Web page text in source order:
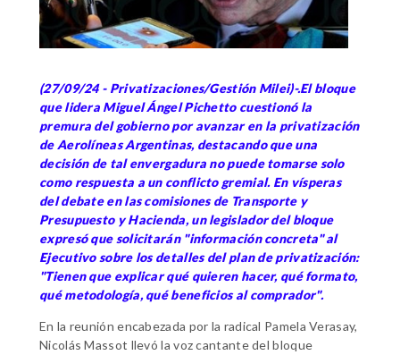
(27/09/24 - Privatizaciones/Gestión Milei)-.El bloque
que lidera Miguel Ángel Pichetto cuestionó la
premura del gobierno por avanzar en la privatización
de Aerolíneas Argentinas, destacando que una
decisión de tal envergadura no puede tomarse solo
como respuesta a un conflicto gremial. En vísperas
del debate en las comisiones de Transporte y
Presupuesto y Hacienda, un legislador del bloque
expresó que solicitarán "información concreta" al
Ejecutivo sobre los detalles del plan de privatización:
"Tienen que explicar qué quieren hacer, qué formato,
qué metodología, qué beneficios al comprador".
En la reunión encabezada por la radical Pamela Verasay,
Nicolás Massot llevó la voz cantante del bloque